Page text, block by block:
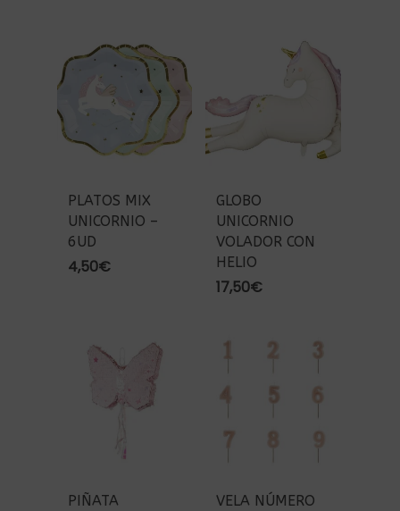
PLATOS MIX
UNICORNIO –
6UD
4,50€
GLOBO
UNICORNIO
VOLADOR CON
HELIO
17,50€
PIÑATA
VELA NÚMERO